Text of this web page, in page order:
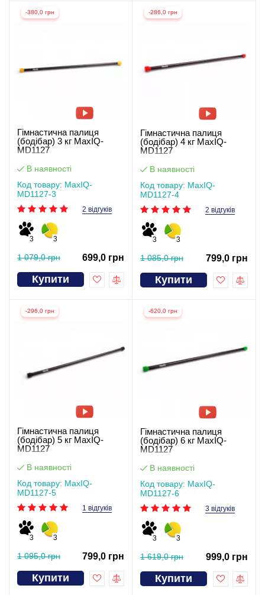
-380,0 грн
Гімнастична палиця
(бодібар) 3 кг MaxIQ-
MD1127
В наявності
Код товару: MaxIQ-
MD1127-3
2 відгуків
3 3
1 079,0 грн 699,0 грн
Купити
-286,0 грн
Гімнастична палиця
(бодібар) 4 кг MaxIQ-
MD1127
В наявності
Код товару: MaxIQ-
MD1127-4
2 відгуків
3 3
1 085,0 грн 799,0 грн
Купити
-296,0 грн
Гімнастична палиця
(бодібар) 5 кг MaxIQ-
MD1127
В наявності
Код товару: MaxIQ-
MD1127-5
1 відгуків
3 3
1 095,0 грн 799,0 грн
Купити
-620,0 грн
Гімнастична палиця
(бодібар) 6 кг MaxIQ-
MD1127
В наявності
Код товару: MaxIQ-
MD1127-6
3 відгуків
3 3
1 619,0 грн 999,0 грн
Купити